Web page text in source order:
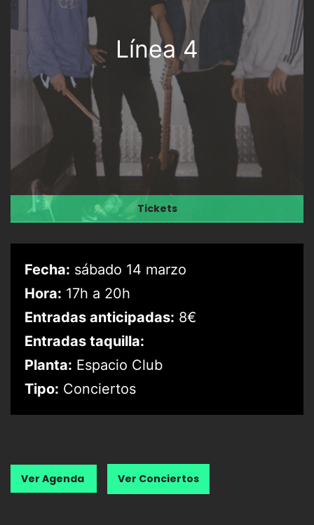
Línea 4
Tickets
Fecha: sábado 14 marzo
Hora: 17h a 20h
Entradas anticipadas: 8€
Entradas taquilla:
Planta: Espacio Club
Tipo: Conciertos
Ver Agenda Ver Conciertos